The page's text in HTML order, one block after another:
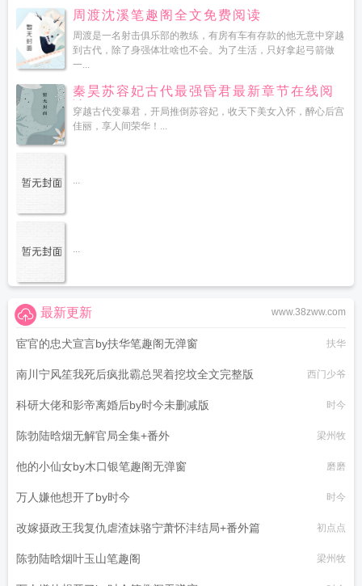
周渡沈溪笔趣阁全文免费阅读
周渡是一名射击俱乐部的教练，有房有车有存款的他无意中穿越
到古代，除了身强体壮啥也不会。为了生活，只好拿起弓箭做
一...
秦昊苏容妃古代最强昏君最新章节在线阅
读
穿越古代变暴君，开局推倒苏容妃，收天下美女入怀，醉心后宫
佳丽，享人间荣华！...
...
...
www.38zww.com
最新更新
宦官的忠犬宣言by扶华笔趣阁无弹窗 扶华
南川宁风笙我死后疯批霸总哭着挖坟全文完整版 西门少爷
科研大佬和影帝离婚后by时今未删减版 时今
陈勃陆晗烟无解官局全集+番外 梁州牧
他的小仙女by木口银笔趣阁无弹窗 磨磨
万人嫌他想开了by时今 时今
改嫁摄政王我复仇虐渣妹骆宁萧怀沣结局+番外篇 初点点
陈勃陆晗烟叶玉山笔趣阁 梁州牧